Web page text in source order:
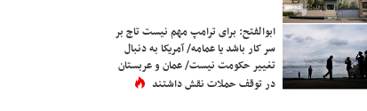
ابوالفتح: برای ترامپ مهم نیست تاج بر
سر کار باشد یا عمامه/ آمریکا به دنبال
تغییر حکومت نیست/ عمان و عربستان
در توقف حملات نقش داشتند